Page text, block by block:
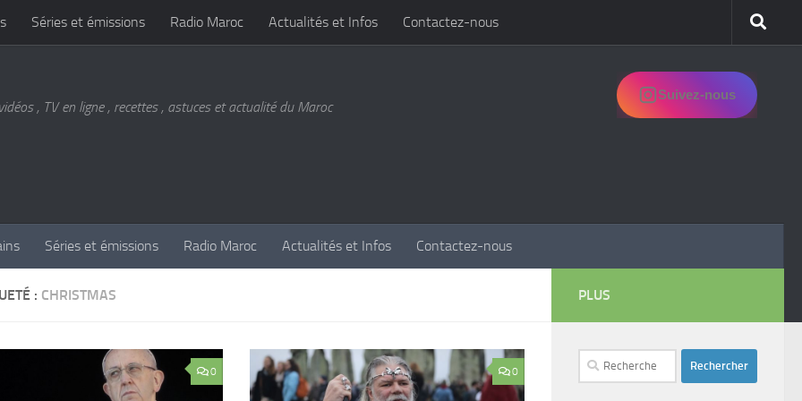
Séries et émissions Radio Maroc Actualités et Infos Contactez-nous
, TV en ligne , recettes , astuces et actualité du Maroc
Suivez-nous
Séries et émissions Radio Maroc Actualités et Infos Contactez-nous
: CHRISTMAS
0 0
PLUS
Rechercher :